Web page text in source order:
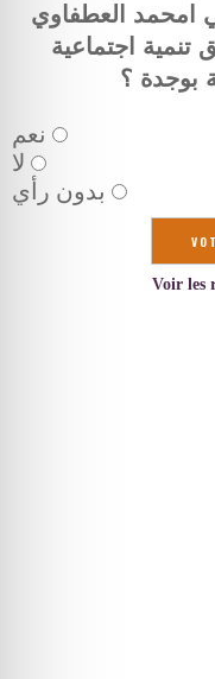
امحمد العطفاوي
اجتماعية
بوجدة ؟
نعم
لا
بدون رأي
Voir les